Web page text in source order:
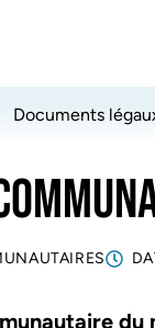
Documents
du